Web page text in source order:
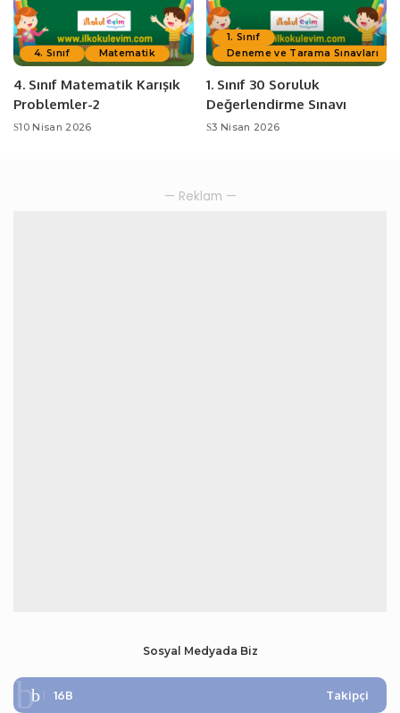
4. Sınıf Matematik
4. Sınıf Matematik Karışık
Problemler-2
10 Nisan 2026
1. Sınıf
Deneme ve Tarama Sınavları
1. Sınıf 30 Soruluk
Değerlendirme Sınavı
3 Nisan 2026
— Reklam —
Sosyal Medyada Biz
16B Takipçi